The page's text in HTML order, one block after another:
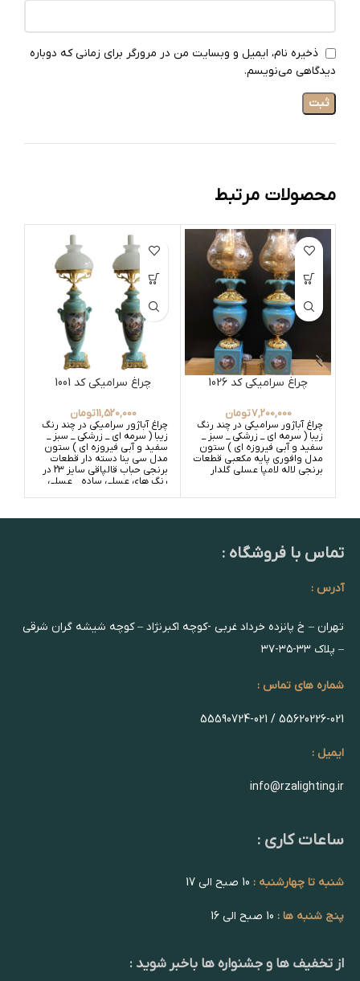
ذخیره نام، ایمیل و وبسایت من در مرورگر برای زمانی که دوباره
دیدگاهی می‌نویسم.
محصولات مرتبط
چراغ سرامیکی کد 1026
7,200,000تومان
چراغ آباژور سرامیکی در چند رنگ
زیبا ( سرمه ای _ زرشکی _ سبز _
سفید و آبی فیروزه ای ) ستون
مدل وافوری پایه مکعبی قطعات
برنجی لاله لامپا عسلی گلدار
چراغ سرامیکی کد 1001
11,520,000تومان
چراغ آباژور سرامیکی در چند رنگ
زیبا ( سرمه ای _ زرشکی _ سبز _
سفید و آبی فیروزه ای ) ستون
مدل سی ینا دسته دار قطعات
برنجی حباب قالپاقی سایز 23 در
رنگ های عسلی ساده _ عسلی
تماس با فروشگاه :
آدرس :
تهران – خ پانزده خرداد غربی -کوچه اکبرنژاد – کوچه شیشه گران شرقی
– پلاک ۳۳-۳۵-۳۷
شماره های تماس :
55620226-021 / 55590724-021
ایمیل :
info@rzalighting.ir
ساعات کاری :
شنبه تا چهارشنبه :
پنج شنبه ها :
از تخفیف ها و جشنواره ها باخبر شوید :